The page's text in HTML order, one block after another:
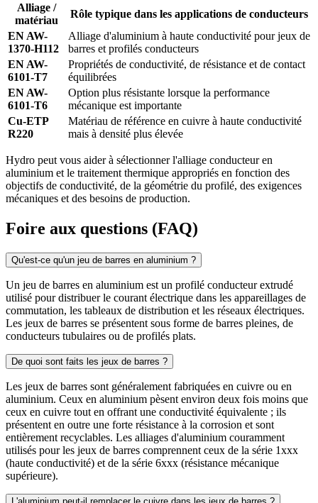
Alliage /
matériau
Rôle typique dans les applications de conducteurs
EN AW-
1370-H112
Alliage d'aluminium à haute conductivité pour jeux de
barres et profilés conducteurs
EN AW-
6101-T7
Propriétés de conductivité, de résistance et de contact
équilibrées
EN AW-
6101-T6
Option plus résistante lorsque la performance
mécanique est importante
Cu-ETP
R220
Matériau de référence en cuivre à haute conductivité
mais à densité plus élevée
Hydro peut vous aider à sélectionner l'alliage conducteur en
aluminium et le traitement thermique appropriés en fonction des
objectifs de conductivité, de la géométrie du profilé, des exigences
mécaniques et des besoins de production.
Foire aux questions (FAQ)
Qu'est-ce qu'un jeu de barres en aluminium ?
Un jeu de barres en aluminium est un profilé conducteur extrudé
utilisé pour distribuer le courant électrique dans les appareillages de
commutation, les tableaux de distribution et les réseaux électriques.
Les jeux de barres se présentent sous forme de barres pleines, de
conducteurs tubulaires ou de profilés plats.
De quoi sont faits les jeux de barres ?
Les jeux de barres sont généralement fabriquées en cuivre ou en
aluminium. Ceux en aluminium pèsent environ deux fois moins que
ceux en cuivre tout en offrant une conductivité équivalente ; ils
présentent en outre une forte résistance à la corrosion et sont
entièrement recyclables. Les alliages d'aluminium couramment
utilisés pour les jeux de barres comprennent ceux de la série 1xxx
(haute conductivité) et de la série 6xxx (résistance mécanique
supérieure).